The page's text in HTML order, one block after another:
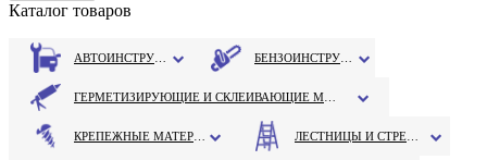
Каталог товаров